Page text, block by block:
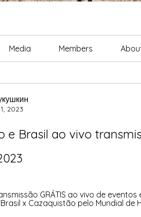
Media Members
2023
e Brasil ao vivo
GRÁTIS ao vivo de
x Cazaquistão pelo Mundial de